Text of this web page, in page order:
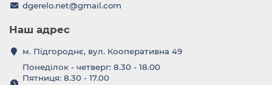
dgerelo.net@gmail.com
Наш адрес
м. Підгороднє, вул. Кооперативна 49
Понеділок - четверг: 8.30 - 18.00
Пятниця: 8.30 - 17.00